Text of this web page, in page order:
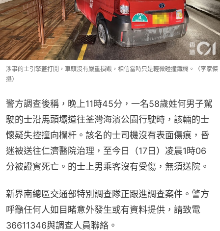
涉事的士引擎蓋打開，車頭沒有嚴重損毀，相信當時只是輕微碰撞鐵欄。（李家傑
攝）
警方調查後稱，晚上11時45分，一名58歲姓何男子駕
駛的士沿馬頭壩道往荃灣海濱公園行駛時，該輛的士
懷疑失控撞向欄杆。該名的士司機沒有表面傷痕，昏
迷被送往仁濟醫院治理，至今日（17日）凌晨1時06
分被證實死亡。的士上男乘客沒有受傷，無須送院。
新界南總區交通部特別調查隊正跟進調查案件。警方
呼籲任何人如目睹意外發生或有資料提供，請致電
36611346與調查人員聯絡。